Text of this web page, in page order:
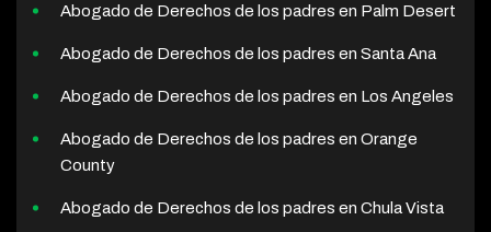
Abogado de Derechos de los padres en Palm Desert
Abogado de Derechos de los padres en Santa Ana
Abogado de Derechos de los padres en Los Angeles
Abogado de Derechos de los padres en Orange
County
Abogado de Derechos de los padres en Chula Vista